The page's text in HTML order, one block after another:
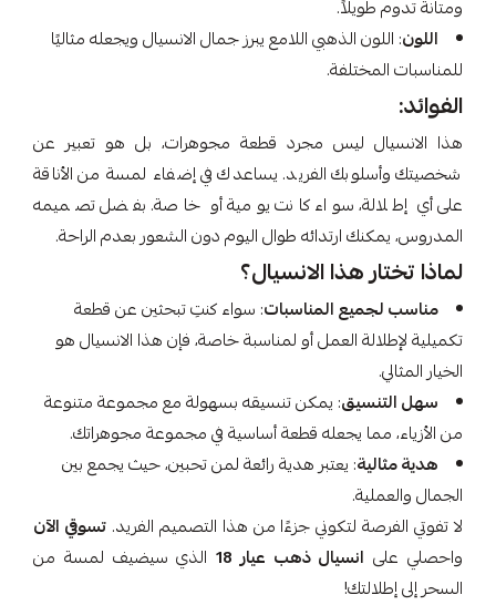
ومتانة تدوم طويلاً.
اللون: اللون الذهبي اللامع يبرز جمال الانسيال ويجعله مثاليًا
للمناسبات المختلفة.
الفوائد:
هذا الانسيال ليس مجرد قطعة مجوهرات، بل هو تعبير عن
شخصيتك وأسلوبك الفريد. يساعدك في إضفاء لمسة من الأناقة
على أي إطلالة، سواء كانت يومية أو خاصة. بفضل تصميمه
المدروس، يمكنك ارتدائه طوال اليوم دون الشعور بعدم الراحة.
لماذا تختار هذا الانسيال؟
مناسب لجميع المناسبات: سواء كنتِ تبحثين عن قطعة
تكميلية لإطلالة العمل أو لمناسبة خاصة، فإن هذا الانسيال هو
الخيار المثالي.
سهل التنسيق: يمكن تنسيقه بسهولة مع مجموعة متنوعة
من الأزياء، مما يجعله قطعة أساسية في مجموعة مجوهراتك.
هدية مثالية: يعتبر هدية رائعة لمن تحبين، حيث يجمع بين
الجمال والعملية.
لا تفوتي الفرصة لتكوني جزءًا من هذا التصميم الفريد.تسوقي الآن
واحصلي على انسيال ذهب عيار 18
الذي سيضيف لمسة من
السحر إلى إطلالتك!